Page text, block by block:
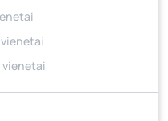
vienetai
g. 183, Kaunas